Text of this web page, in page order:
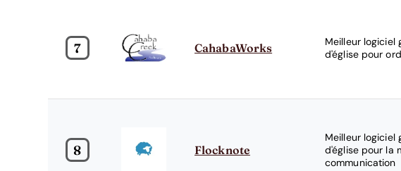
7 CahabaWorks
Meilleur logiciel
d'église pour
8 Flocknote
Meilleur logiciel
d'église pour la
communication